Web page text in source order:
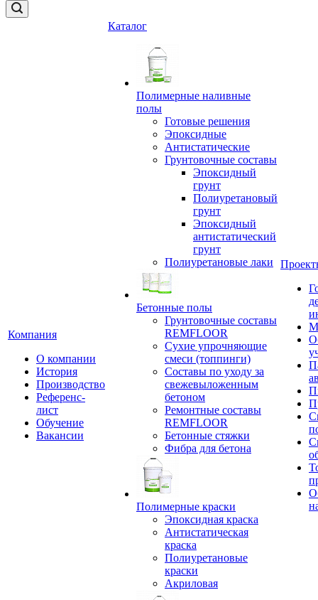
Компания
О компании
История
Производство
Референс-
лист
Обучение
Вакансии
Каталог
Полимерные наливные
полы
Готовые решения
Эпоксидные
Антистатические
Грунтовочные составы
Эпоксидный
грунт
Полиуретановый
грунт
Эпоксидный
антистатический
грунт
Полиуретановые лаки
Бетонные полы
Грунтовочные составы
REMFLOOR
Сухие упрочняющие
смеси (топпинги)
Составы по уходу за
свежевыложенным
бетоном
Ремонтные составы
REMFLOOR
Бетонные стяжки
Фибра для бетона
Полимерные краски
Эпоксидная краска
Антистатическая
краска
Полиуретановые
краски
Акриловая